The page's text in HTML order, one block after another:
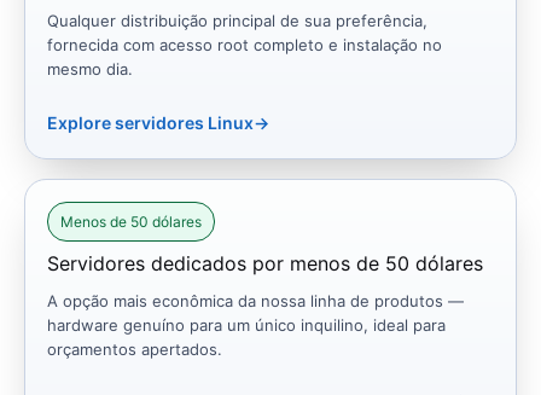
Qualquer distribuição principal de sua preferência,
fornecida com acesso root completo e instalação no
mesmo dia.
Explore servidores Linux→
Menos de 50 dólares
Servidores dedicados por menos de 50 dólares
A opção mais econômica da nossa linha de produtos —
hardware genuíno para um único inquilino, ideal para
orçamentos apertados.